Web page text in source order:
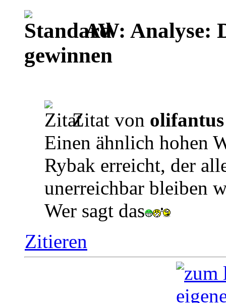
AW: Analyse:
gewinnen
Zitat von olifantus
Einen ähnlich hohen
Rybak erreicht, der
unerreichbar bleiben
Wer sagt das
Zitieren